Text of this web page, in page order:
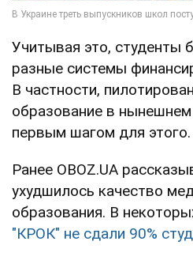
Учитывая это, студенты
разные системы
В частности,
образование в нынешнем
первым шагом для этого.
Ранее OBOZ.UA
ухудшилось качество
образования. В
"КРОК" не сдали 90%